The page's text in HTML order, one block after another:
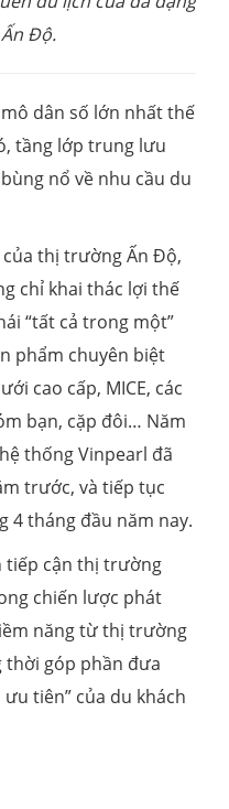
Độ.
dân số lớn nhất thế
tầng lớp trung lưu
nổ về nhu cầu du
thị trường Ấn Độ,
chỉ khai thác lợi thế
“tất cả trong một”
phẩm chuyên biệt
cao cấp, MICE, các
bạn, cặp đôi… Năm
thống Vinpearl đã
trước, và tiếp tục
4 tháng đầu năm nay.
tiếp cận thị trường
chiến lược phát
năng từ thị trường
thời góp phần đưa
tiên” của du khách